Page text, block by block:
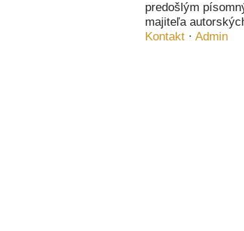
predošlým
majiteľa
Kontakt · Admin